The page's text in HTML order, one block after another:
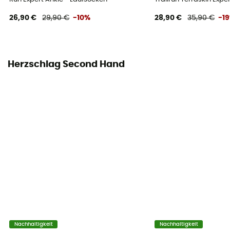
26,90 € 29,90 € -10% 28,90 € 35,90 € -
Herzschlag Second Hand
Nachhaltigkeit Nachhaltigkeit